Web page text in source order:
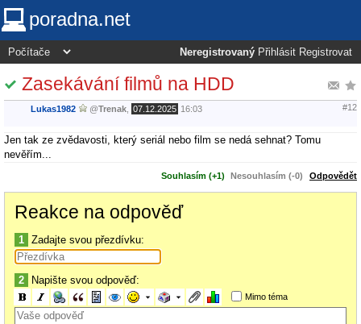
poradna.net
Neregistrovaný Přihlásit Registrovat
Zasekávání filmů na HDD
Lukas1982 @Trenak 07.12.2025 16:03 #12
Jen tak ze zvědavosti, který seriál nebo film se nedá sehnat? Tomu
nevěřím...
Souhlasím (+1) Nesouhlasím (-0) Odpovědět
Reakce na odpověď
1 Zadajte svou přezdívku:
2 Napište svou odpověď:
Mimo téma